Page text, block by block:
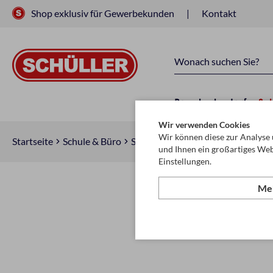
Shop exklusiv für Gewerbekunden Kontakt
Raucherbedarf
Startseite Schule & Büro Schreiben, Zeichnen & Korrigieren
Wir verwenden Cookies
Wir können diese zur
und Ihnen ein großartiges
Einstellungen.